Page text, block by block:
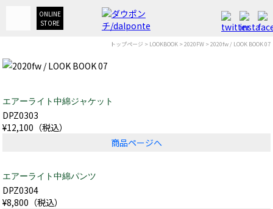
ONLINE
STORE
トップページ > LOOKBOOK>2020FW> 2020fw / LOOK BOOK 07
エアーライト中綿ジャケット
DPZ0303
¥12,100（税込）
商品ページへ
エアーライト中綿パンツ
DPZ0304
¥8,800（税込）